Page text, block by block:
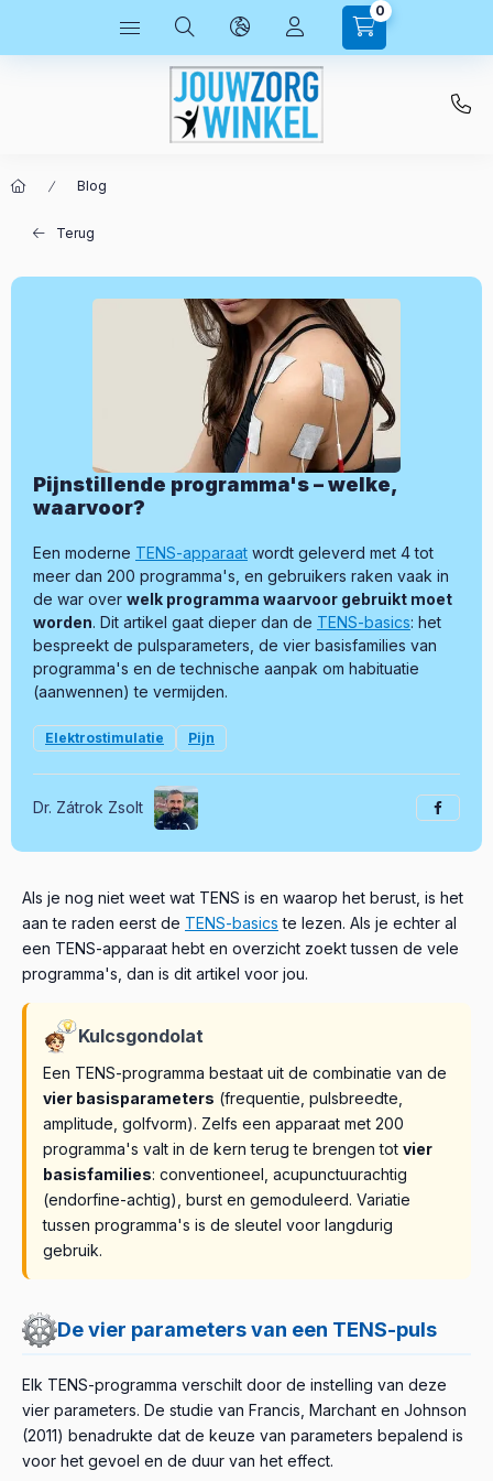
0
Blog
Terug
Pijnstillende programma's – welke,
waarvoor?
Een moderne TENS-apparaat wordt geleverd met 4 tot
meer dan 200 programma's, en gebruikers raken vaak in
de war over welk programma waarvoor gebruikt moet
worden. Dit artikel gaat dieper dan de TENS-basics: het
bespreekt de pulsparameters, de vier basisfamilies van
programma's en de technische aanpak om habituatie
(aanwennen) te vermijden.
Elektrostimulatie Pijn
Dr. Zátrok Zsolt
Als je nog niet weet wat TENS is en waarop het berust, is het
aan te raden eerst de TENS-basics te lezen. Als je echter al
een TENS-apparaat hebt en overzicht zoekt tussen de vele
programma's, dan is dit artikel voor jou.
Kulcsgondolat
Een TENS-programma bestaat uit de combinatie van de
vier basisparameters (frequentie, pulsbreedte,
amplitude, golfvorm). Zelfs een apparaat met 200
programma's valt in de kern terug te brengen tot vier
basisfamilies: conventioneel, acupunctuurachtig
(endorfine-achtig), burst en gemoduleerd. Variatie
tussen programma's is de sleutel voor langdurig
gebruik.
De vier parameters van een TENS-puls
Elk TENS-programma verschilt door de instelling van deze
vier parameters. De studie van Francis, Marchant en Johnson
(2011) benadrukte dat de keuze van parameters bepalend is
voor het gevoel en de duur van het effect.